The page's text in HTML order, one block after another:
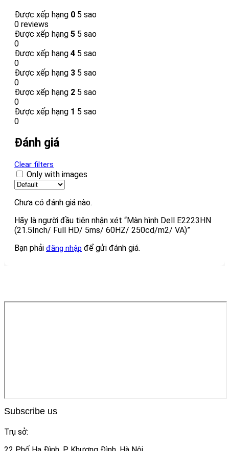
Được xếp hạng 0 5 sao
0 reviews
Được xếp hạng 5 5 sao
0
Được xếp hạng 4 5 sao
0
Được xếp hạng 3 5 sao
0
Được xếp hạng 2 5 sao
0
Được xếp hạng 1 5 sao
0
Đánh giá
Clear filters
Only with images
Chưa có đánh giá nào.
Hãy là người đầu tiên nhận xét “Màn hình Dell E2223HN
(21.5Inch/ Full HD/ 5ms/ 60HZ/ 250cd/m2/ VA)”
Bạn phải đăng nhập để gửi đánh giá.
Subscribe us
Trụ sở: